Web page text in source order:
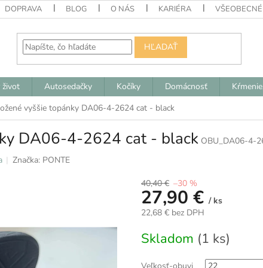
DOPRAVA BLOG O NÁS KARIÉRA
HĽADAŤ
život Autosedačky Kočíky Domácnosť
vyššie topánky DA06-4-2624 cat - black
DA06-4-2624 cat - black OBU_DA06-4-
Značka: PONTE
40,40 € –30 %
27,90 € / ks
22,68 € bez DPH
cena:
Skladom (1 ks)